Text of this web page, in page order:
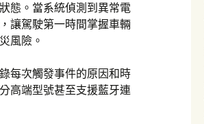
態。當系統偵測到異常電
讓駕駛第一時間掌握車輛
風險。
每次觸發事件的原因和時
高端型號甚至支援藍牙連